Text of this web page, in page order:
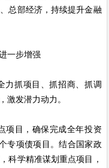
总部经济，持续提升金融
一步增强
力抓项目、抓招商、抓调
激发潜力动力。
项目，确保完成全年投资
专项债项目。结合国家政
科学精准谋划重点项目，